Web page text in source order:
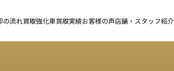
の流れ買取強化車買取実績お客様の声店舗・スタッフ紹介